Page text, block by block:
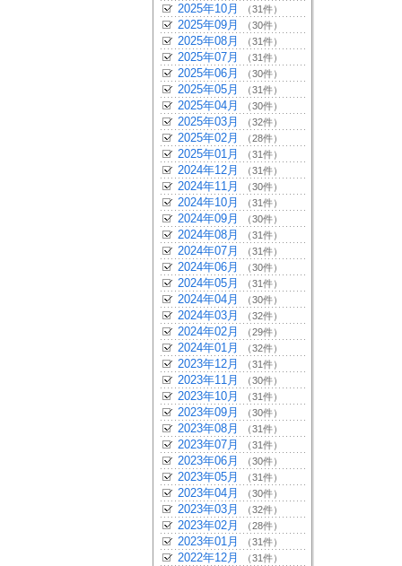
2025年10月 （31件）
2025年09月 （30件）
2025年08月 （31件）
2025年07月 （31件）
2025年06月 （30件）
2025年05月 （31件）
2025年04月 （30件）
2025年03月 （32件）
2025年02月 （28件）
2025年01月 （31件）
2024年12月 （31件）
2024年11月 （30件）
2024年10月 （31件）
2024年09月 （30件）
2024年08月 （31件）
2024年07月 （31件）
2024年06月 （30件）
2024年05月 （31件）
2024年04月 （30件）
2024年03月 （32件）
2024年02月 （29件）
2024年01月 （32件）
2023年12月 （31件）
2023年11月 （30件）
2023年10月 （31件）
2023年09月 （30件）
2023年08月 （31件）
2023年07月 （31件）
2023年06月 （30件）
2023年05月 （31件）
2023年04月 （30件）
2023年03月 （32件）
2023年02月 （28件）
2023年01月 （31件）
2022年12月 （31件）